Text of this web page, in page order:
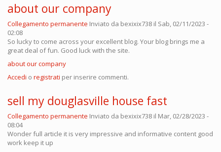
about our company
Collegamento permanente Inviato da bexixix738 il Sab, 02/11/2023 -
02:08
So lucky to come across your excellent blog. Your blog brings me a
great deal of fun. Good luck with the site.
about our company
Accedi o registrati per inserire commenti.
sell my douglasville house fast
Collegamento permanente Inviato da bexixix738 il Mar, 02/28/2023 -
08:04
Wonder full article it is very impressive and informative content good
work keep it up